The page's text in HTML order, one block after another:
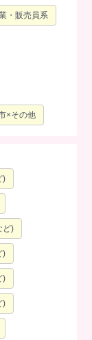
・販売員系
×その他
)
ど)
)
)
)